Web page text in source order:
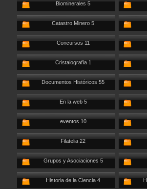
Biominerales 5
Catastro Minero 5
Concursos 11
Cristalografía 1
Documentos Históricos 55
En la web 5
eventos 10
Filatelia 22
Grupos y Asociaciones 5
Historia de la Ciencia 4